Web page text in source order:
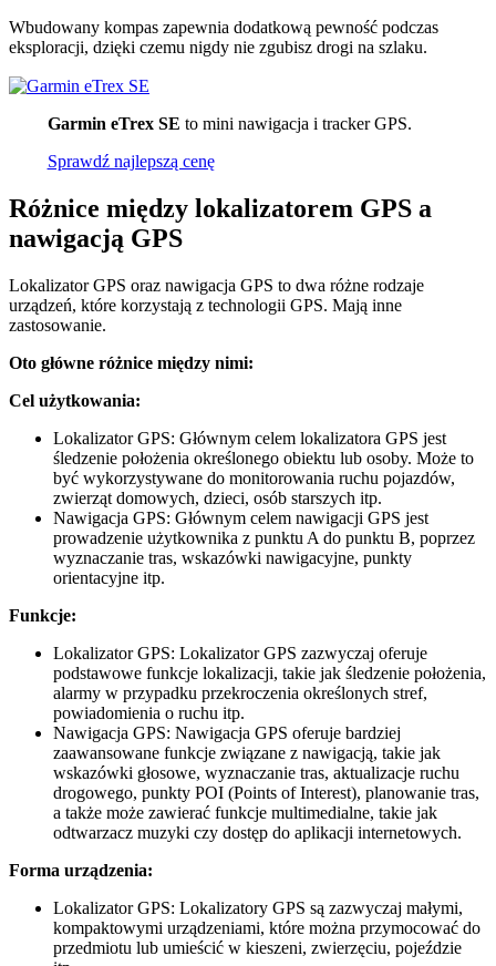
Wbudowany kompas zapewnia dodatkową pewność podczas
eksploracji, dzięki czemu nigdy nie zgubisz drogi na szlaku.
Garmin eTrex SE to mini nawigacja i tracker GPS.
Sprawdź najlepszą cenę
Różnice między lokalizatorem GPS a
nawigacją GPS
Lokalizator GPS oraz nawigacja GPS to dwa różne rodzaje
urządzeń, które korzystają z technologii GPS. Mają inne
zastosowanie.
Oto główne różnice między nimi:
Cel użytkowania:
Lokalizator GPS: Głównym celem lokalizatora GPS jest
śledzenie położenia określonego obiektu lub osoby. Może to
być wykorzystywane do monitorowania ruchu pojazdów,
zwierząt domowych, dzieci, osób starszych itp.
Nawigacja GPS: Głównym celem nawigacji GPS jest
prowadzenie użytkownika z punktu A do punktu B, poprzez
wyznaczanie tras, wskazówki nawigacyjne, punkty
orientacyjne itp.
Funkcje:
Lokalizator GPS: Lokalizator GPS zazwyczaj oferuje
podstawowe funkcje lokalizacji, takie jak śledzenie położenia,
alarmy w przypadku przekroczenia określonych stref,
powiadomienia o ruchu itp.
Nawigacja GPS: Nawigacja GPS oferuje bardziej
zaawansowane funkcje związane z nawigacją, takie jak
wskazówki głosowe, wyznaczanie tras, aktualizacje ruchu
drogowego, punkty POI (Points of Interest), planowanie tras,
a także może zawierać funkcje multimedialne, takie jak
odtwarzacz muzyki czy dostęp do aplikacji internetowych.
Forma urządzenia:
Lokalizator GPS: Lokalizatory GPS są zazwyczaj małymi,
kompaktowymi urządzeniami, które można przymocować do
przedmiotu lub umieścić w kieszeni, zwierzęciu, pojeździe